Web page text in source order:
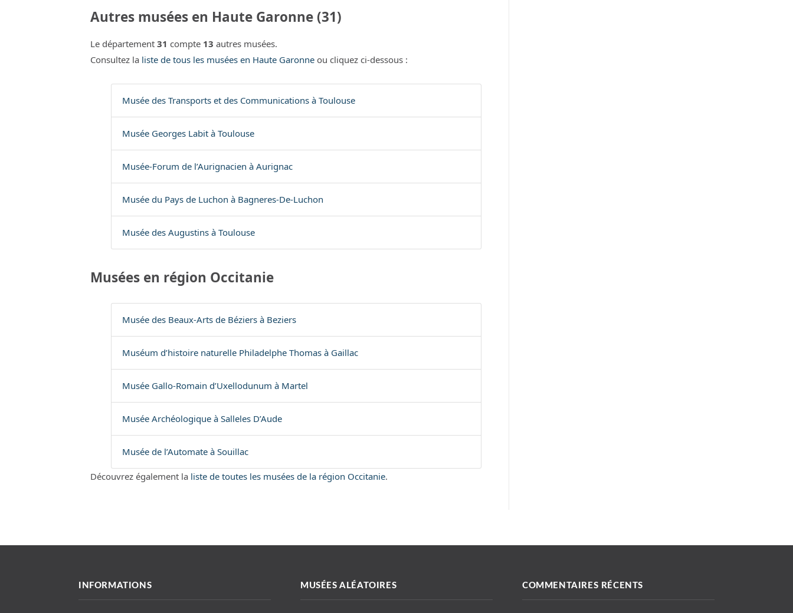
Autres musées en Haute Garonne (31)
Le département 31 compte 13 autres musées.
Consultez la liste de tous les musées en Haute Garonne ou cliquez ci-dessous :
Musée des Transports et des Communications à Toulouse
Musée Georges Labit à Toulouse
Musée-Forum de l’Aurignacien à Aurignac
Musée du Pays de Luchon à Bagneres-De-Luchon
Musée des Augustins à Toulouse
Musées en région Occitanie
Musée des Beaux-Arts de Béziers à Beziers
Muséum d’histoire naturelle Philadelphe Thomas à Gaillac
Musée Gallo-Romain d’Uxellodunum à Martel
Musée Archéologique à Salleles D’Aude
Musée de l’Automate à Souillac
Découvrez également la liste de toutes les musées de la région Occitanie.
INFORMATIONS MUSÉES ALÉATOIRES COMMENTAIRES RÉCENTS